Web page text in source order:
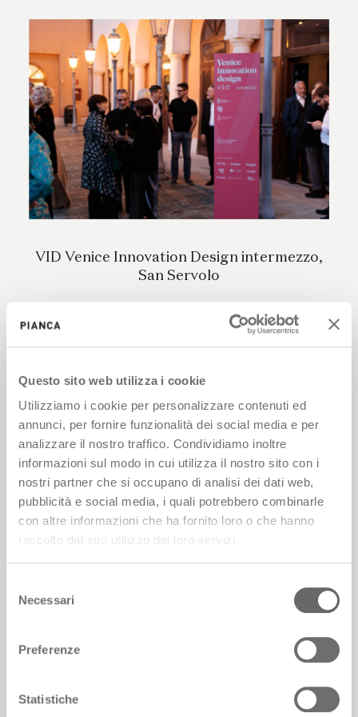
Questo sito web utilizza i cookie
Utilizziamo i cookie per personalizzare contenuti ed
annunci, per fornire funzionalità dei social media e per
analizzare il nostro traffico. Condividiamo inoltre
informazioni sul modo in cui utilizza il nostro sito con i
nostri partner che si occupano di analisi dei dati web,
pubblicità e social media, i quali potrebbero combinarle
con altre informazioni che ha fornito loro o che hanno
raccolto dal suo utilizzo dei loro servizi.
delNecessari
Preferenze
Statistiche
VID Venice Innovation Design intermezzo,
San Servolo